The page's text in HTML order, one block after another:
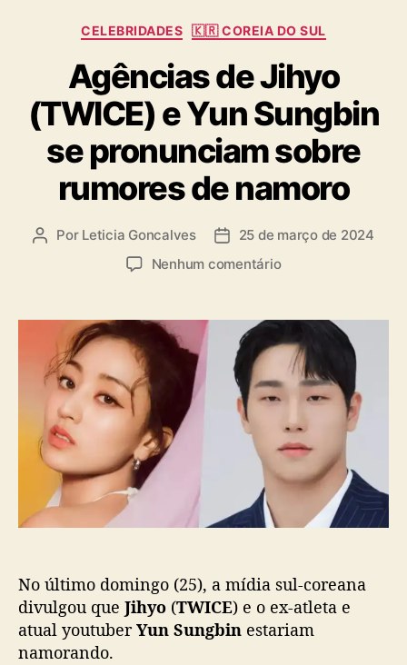
C
t
e
g
o
r
i
a
CELEBRIDADES 🇰🇷 COREIA DO SUL
Agências de Jihyo
(TWICE) e Yun Sungbin
se pronunciam sobre
rumores de namoro
A
r
p
t
Por Leticia Goncalves
D
d
ã
25 de março de 2024
Nenhum comentárioe
g
ê
c
i
a
s
d
e
o
(
T
No último domingo (25), a mídia sul-coreana
divulgou que Jihyo (TWICE) e o ex-atleta e
atual youtuberYun Sungbin estariam
namorando.